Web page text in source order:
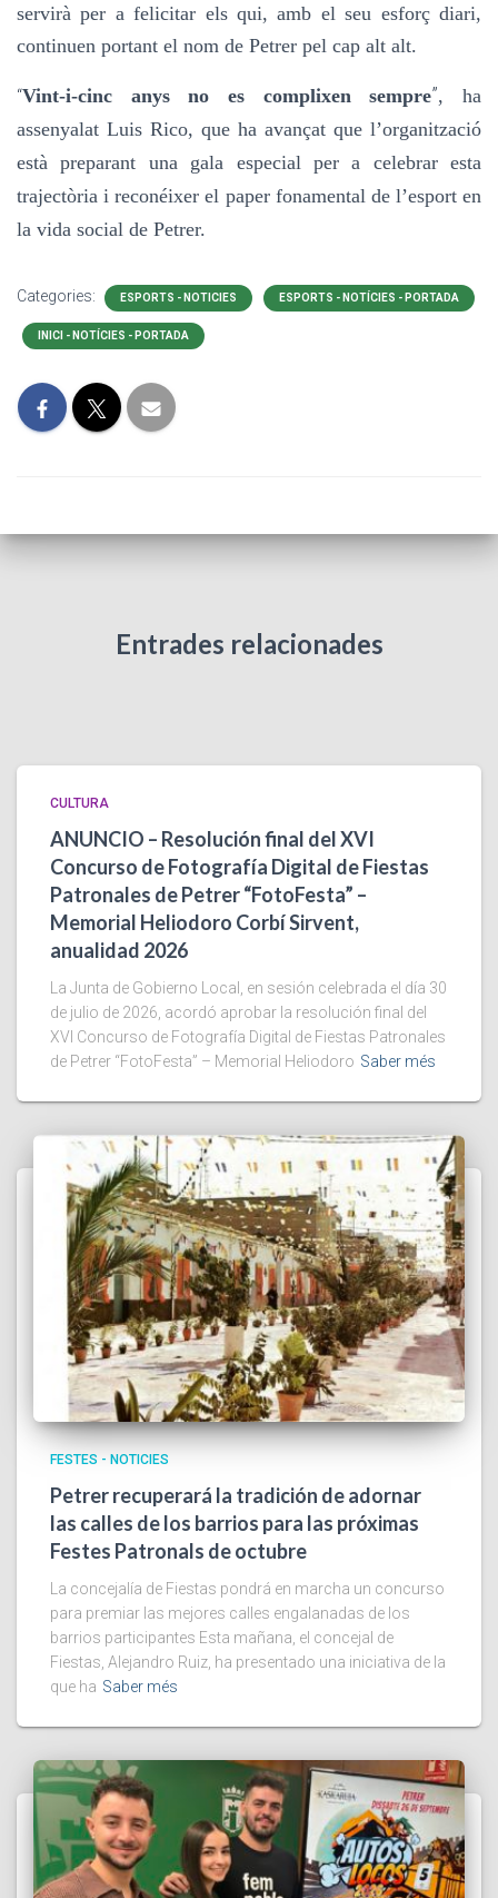
servirà per a felicitar els qui, amb el seu esforç diari,
continuen portant el nom de Petrer pel cap alt alt.
“Vint-i-cinc anys no es complixen sempre”, ha
assenyalat Luis Rico, que ha avançat que l’organització
està preparant una gala especial per a celebrar esta
trajectòria i reconéixer el paper fonamental de l’esport en
la vida social de Petrer.
Categories: ESPORTS - NOTICIES ESPORTS - NOTÍCIES - PORTADA
INICI - NOTÍCIES - PORTADA
Entrades relacionades
CULTURA
ANUNCIO – Resolución final del XVI
Concurso de Fotografía Digital de Fiestas
Patronales de Petrer “FotoFesta” –
Memorial Heliodoro Corbí Sirvent,
anualidad 2026
La Junta de Gobierno Local, en sesión celebrada el día 30
de julio de 2026, acordó aprobar la resolución final del
XVI Concurso de Fotografía Digital de Fiestas Patronales
de Petrer “FotoFesta” – Memorial Heliodoro Saber més
FESTES - NOTICIES
Petrer recuperará la tradición de adornar
las calles de los barrios para las próximas
Festes Patronals de octubre
La concejalía de Fiestas pondrá en marcha un concurso
para premiar las mejores calles engalanadas de los
barrios participantes Esta mañana, el concejal de
Fiestas, Alejandro Ruiz, ha presentado una iniciativa de la
que ha Saber més